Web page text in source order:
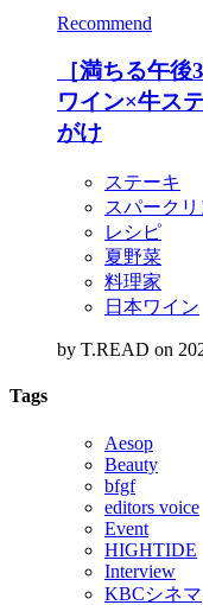
Recommend
［満ちる午
ワイン×牛ス
がけ
ステーキ
スパーク
レシピ
夏野菜
料理家
日本ワイン
by T.READ on
Tags
Aesop
Beauty
bfgf
editors voice
Event
HIGHTIDE
Interview
KBCシネマ